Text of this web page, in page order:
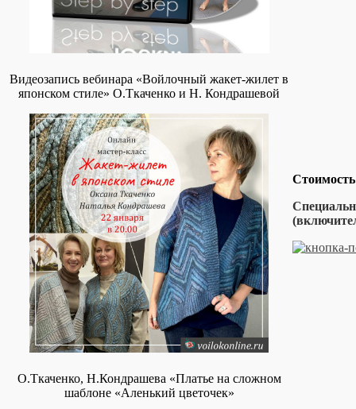
Видеозапись вебинара «Войлочный жакет-жилет в
японском стиле» О.Ткаченко и Н. Кондрашевой
О.Ткаченко, Н.Кондрашева «Платье на сложном
шаблоне «Аленький цветочек»